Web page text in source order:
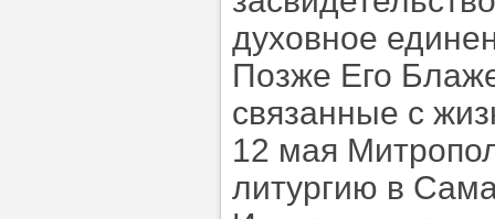
духовное
Позже Его
связанные с
12 мая
литургию в